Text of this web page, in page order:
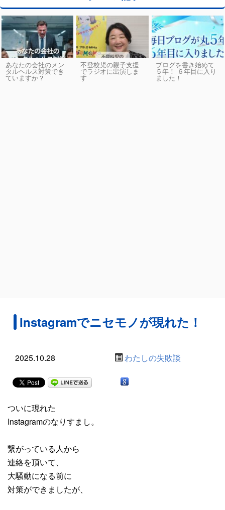
あなたの会社のメン
タルヘルス対策でき
ていますか？
不登校児の親子支援
でラジオに出演しま
す
ブログを書き始めて
５年！ ６年目に入り
ました！
Instagramでニセモノが現れた！
2025.10.28 わたしの失敗談
ついに現れた
Instagramのなりすまし。
繋がっている人から
連絡を頂いて、
大騒動になる前に
対策ができましたが、